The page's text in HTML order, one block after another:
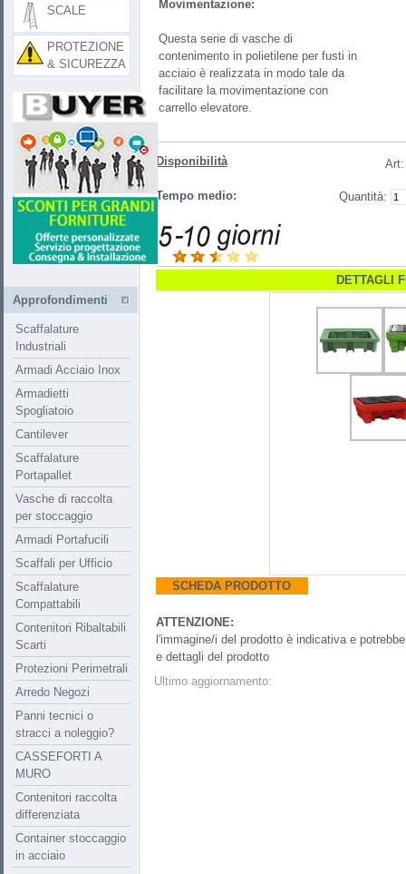
Movimentazione:
Questa serie di vasche di
contenimento in polietilene per fusti in
acciaio è realizzata in modo tale da
facilitare la movimentazione con
carrello elevatore.
Disponibilità
Tempo medio:
Art:
Quantità:
DETTAGLI
SCHEDA PRODOTTO
ATTENZIONE:
l'immagine/i del prodotto è indicativa e
e dettagli del prodotto
Ultimo aggiornamento:
SCALE
PROTEZIONE
& SICUREZZA
Approfondimenti
Scaffalature
Industriali
Armadi Acciaio Inox
Armadietti
Spogliatoio
Cantilever
Scaffalature
Portapallet
Vasche di raccolta
per stoccaggio
Armadi Portafucili
Scaffali per Ufficio
Scaffalature
Compattabili
Contenitori Ribaltabili
Scarti
Protezioni Perimetrali
Arredo Negozi
Panni tecnici o
stracci a noleggio?
CASSEFORTI A
MURO
Contenitori raccolta
differenziata
Container stoccaggio
in acciaio